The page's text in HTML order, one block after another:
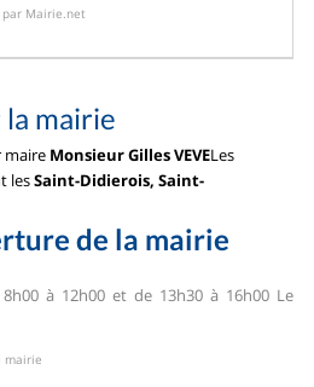
par Mairie.net
mairie
maire Monsieur Gilles VEVELes
lesSaint-Didierois, Saint-
de la mairie
à 12h00 et de 13h30 à 16h00Le
mairie